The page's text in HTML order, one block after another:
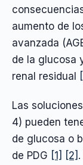
aumento de
avanzada
de la glucosa
renal residual
Las
4) pueden
de glucosa o
de PDG [1] [2]